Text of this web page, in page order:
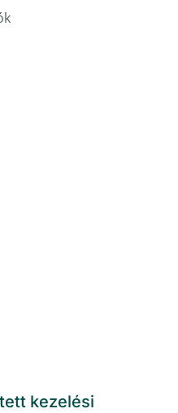
kezelési